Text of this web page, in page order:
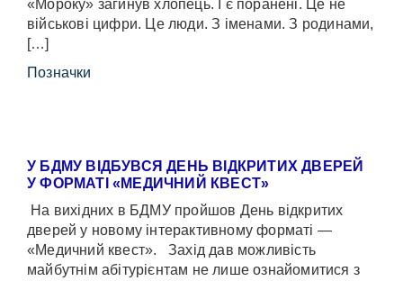
«Мороку» загинув хлопець. І є поранені. Це не
військові цифри. Це люди. З іменами. З родинами,
[…]
Позначки
У БДМУ ВІДБУВСЯ ДЕНЬ ВІДКРИТИХ ДВЕРЕЙ
У ФОРМАТІ «МЕДИЧНИЙ КВЕСТ»
На вихідних в БДМУ пройшов День відкритих
дверей у новому інтерактивному форматі —
«Медичний квест». Захід дав можливість
майбутнім абітурієнтам не лише ознайомитися з